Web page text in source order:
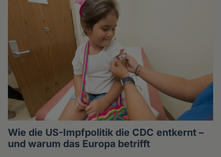
Wie die US-Impfpolitik die CDC entkernt –
und warum das Europa betrifft